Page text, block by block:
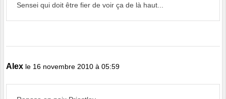
Sensei qui doit être fier de voir ça de là haut...
Alex le 16 novembre 2010 à 05:59